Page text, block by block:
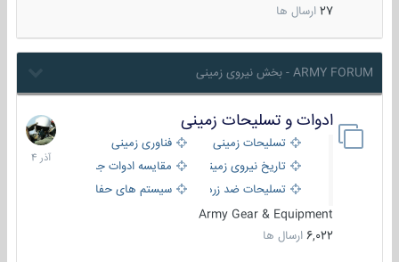
27 ارسال ها
ARMY FORUM - بخش نیروی زمینی
ادوات و تسلیحات زمینی
تسلیحات زمینی
فناوری زمینی
تاریخ نیروی زمینی
مقایسه ادوات جنگی
تسلیحات ضد زره
سیستم های حفاظت فعال
Army Gear & Equipment
6,022 ارسال ها
21
آذر
1404